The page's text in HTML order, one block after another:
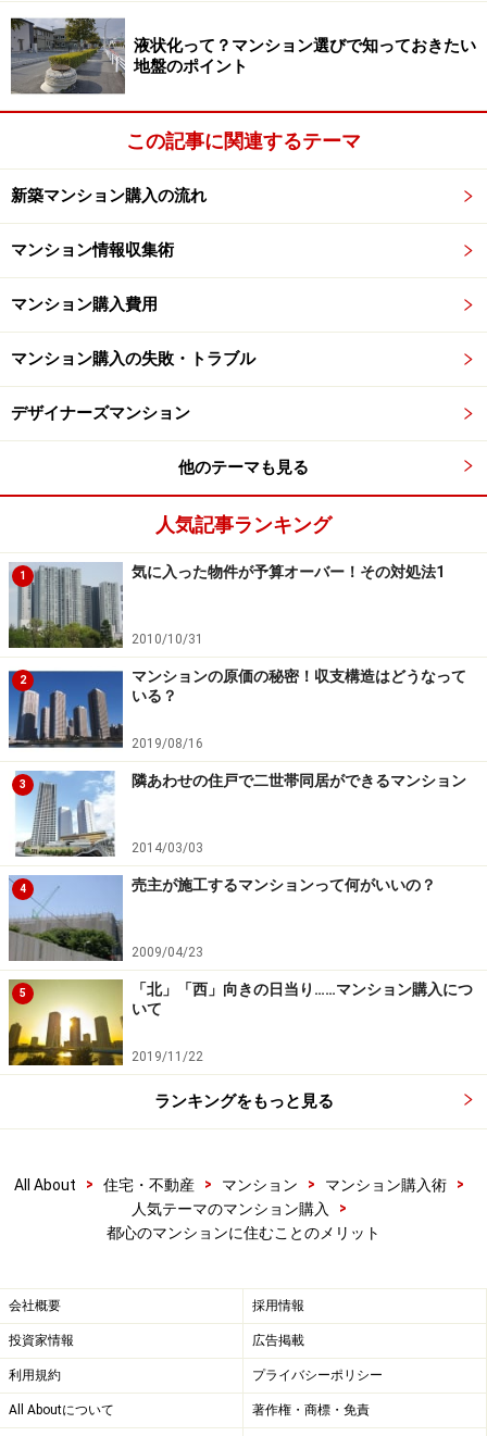
液状化って？マンション選びで知っておきたい
地盤のポイント
この記事に関連するテーマ
新築マンション購入の流れ
マンション情報収集術
マンション購入費用
マンション購入の失敗・トラブル
デザイナーズマンション
他のテーマも見る
人気記事ランキング
1 気に入った物件が予算オーバー！その対処法1
2010/10/31
2
マンションの原価の秘密！収支構造はどうなって
いる？
2019/08/16
3 隣あわせの住戸で二世帯同居ができるマンション
2014/03/03
4 売主が施工するマンションって何がいいの？
2009/04/23
5
「北」「西」向きの日当り……マンション購入につ
いて
2019/11/22
ランキングをもっと見る
All About > 住宅・不動産 > マンション > マンション購入術
>
人気テーマのマンション購入
>
都心のマンションに住むことのメリット
会社概要 採用情報
投資家情報 広告掲載
利用規約 プライバシーポリシー
All Aboutについて 著作権・商標・免責